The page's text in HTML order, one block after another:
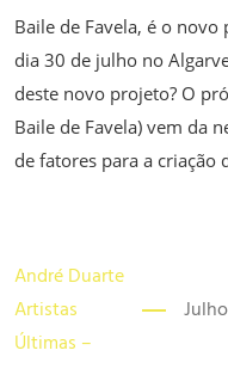
Baile de Favela, é o
dia 30 de julho no
deste novo projeto? O
Baile de Favela) vem da
de fatores para a criação
André Duarte
Artistas
Últimas –